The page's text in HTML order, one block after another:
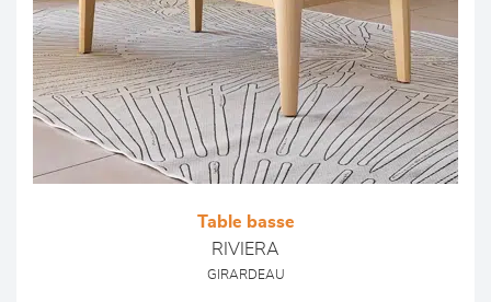
Table basse
RIVIERA
GIRARDEAU